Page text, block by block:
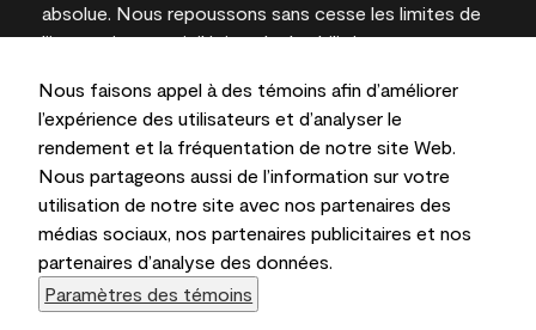
Nous faisons appel à des témoins afin d’améliorer
l’expérience des utilisateurs et d’analyser le
rendement et la fréquentation de notre site Web.
Nous partageons aussi de l’information sur votre
utilisation de notre site avec nos partenaires des
médias sociaux, nos partenaires publicitaires et nos
partenaires d’analyse des données.
Paramètres des témoins
absolue. Nous repoussons sans cesse les limites de
l’innovation et privilégions la durabilité pour
l’expertise locale.
Les couleurs représentées à l’écran et sur les
documents imprimés peuvent différer des couleurs
en contenant.